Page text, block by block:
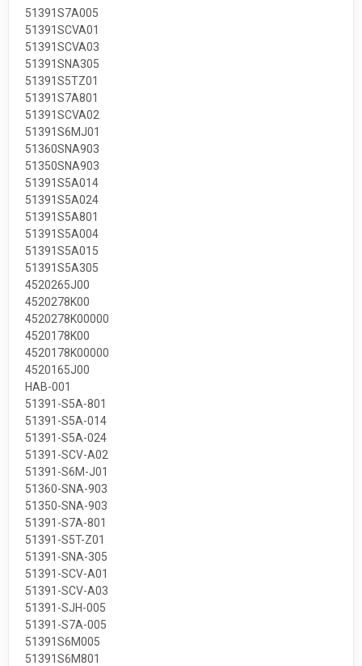
51391S7A005
51391SCVA01
51391SCVA03
51391SNA305
51391S5TZ01
51391S7A801
51391SCVA02
51391S6MJ01
51360SNA903
51350SNA903
51391S5A014
51391S5A024
51391S5A801
51391S5A004
51391S5A015
51391S5A305
4520265J00
4520278K00
4520278K00000
4520178K00
4520178K00000
4520165J00
HAB-001
51391-S5A-801
51391-S5A-014
51391-S5A-024
51391-SCV-A02
51391-S6M-J01
51360-SNA-903
51350-SNA-903
51391-S7A-801
51391-S5T-Z01
51391-SNA-305
51391-SCV-A01
51391-SCV-A03
51391-SJH-005
51391-S7A-005
51391S6M005
51391S6M801